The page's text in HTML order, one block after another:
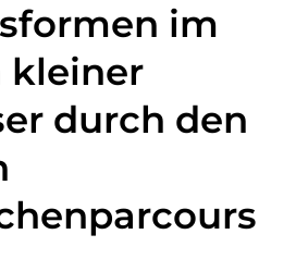
im
kleiner
durch den